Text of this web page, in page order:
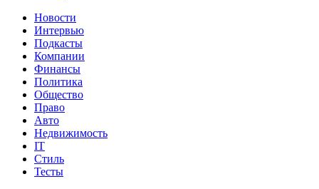
Новости
Интервью
Подкасты
Компании
Финансы
Политика
Общество
Право
Авто
Недвижимость
IT
Стиль
Тесты